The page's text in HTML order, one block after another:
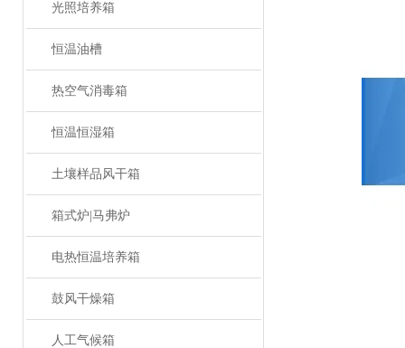
光照培养箱
恒温油槽
热空气消毒箱
恒温恒湿箱
土壤样品风干箱
箱式炉|马弗炉
电热恒温培养箱
鼓风干燥箱
人工气候箱